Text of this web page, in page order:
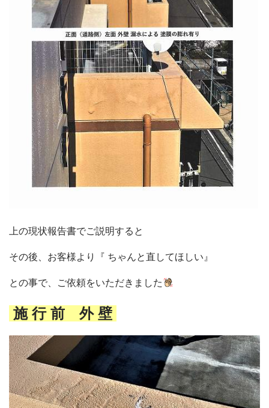
上の現状報告書でご説明すると
その後、お客様より『 ちゃんと直してほしい』
との事で、ご依頼をいただきました
施 行 前 外 壁